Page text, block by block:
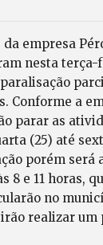
empresa
nesta terça-
Conforme a
parar as
(25) até
porém será
8 e 11 horas,
no
realizar um